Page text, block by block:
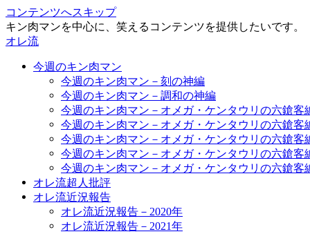
コンテンツへスキップ
キン肉マンを中心に、笑えるコンテンツを提供したいです。
オレ流
今週のキン肉マン
今週のキン肉マン－刻の神編
今週のキン肉マン－調和の神編
今週のキン肉マン－オメガ・ケンタウリの六鎗
今週のキン肉マン－オメガ・ケンタウリの六鎗
今週のキン肉マン－オメガ・ケンタウリの六鎗
今週のキン肉マン－オメガ・ケンタウリの六鎗
今週のキン肉マン－オメガ・ケンタウリの六鎗
オレ流超人批評
オレ流近況報告
オレ流近況報告－2020年
オレ流近況報告－2021年